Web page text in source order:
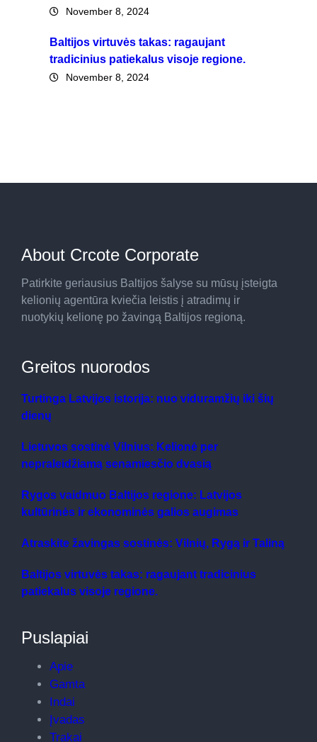
November 8, 2024
Baltijos virtuvės takas: ragaujant
tradicinius patiekalus visoje regione.
November 8, 2024
About Crcote Corporate
Patirkite geriausius Baltijos šalyse su mūsų įsteigta
kelionių agentūra kviečia leistis į atradimų ir
nuotykių kelionę po žavingą Baltijos regioną.
Greitos nuorodos
Turtinga Latvijos istorija: nuo viduramžių iki šių
dienų
Lietuvos sostinė Vilnius: Kelionė per
nepraleidžiamą senamiesčio dvasią
Rygos vaidmuo Baltijos regione: Latvijos
kultūrinės ir ekonominės galios augimas
Atraskite žavingas sostinės: Vilnių, Rygą ir Taliną
Baltijos virtuvės takas: ragaujant tradicinius
patiekalus visoje regione.
Puslapiai
Apie
Gamta
Indai
Įvadas
Trakai